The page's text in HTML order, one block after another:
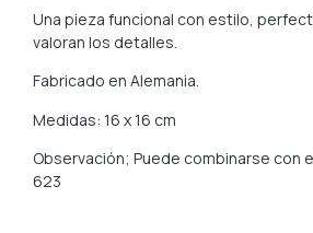
Una pieza funcional con estilo,
valoran los detalles.
Fabricado en Alemania.
Medidas: 16 x 16 cm
Observación; Puede combinarse con
623